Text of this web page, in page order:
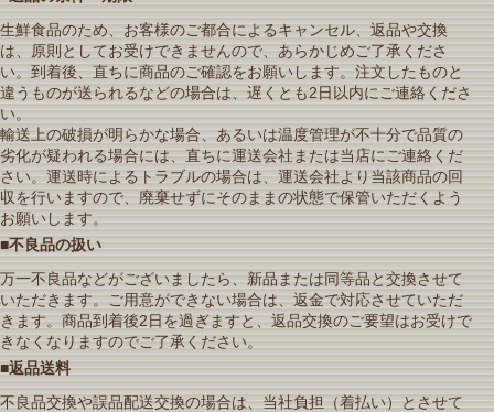
生鮮食品のため、お客様のご都合によるキャンセル、返品や交換
は、原則としてお受けできませんので、あらかじめご了承くださ
い。到着後、直ちに商品のご確認をお願いします。注文したものと
違うものが送られるなどの場合は、遅くとも2日以内にご連絡くださ
い。
輸送上の破損が明らかな場合、あるいは温度管理が不十分で品質の
劣化が疑われる場合には、直ちに運送会社または当店にご連絡くだ
さい。運送時によるトラブルの場合は、運送会社より当該商品の回
収を行いますので、廃棄せずにそのままの状態で保管いただくよう
お願いします。
■不良品の扱い
万一不良品などがございましたら、新品または同等品と交換させて
いただきます。ご用意ができない場合は、返金で対応させていただ
きます。商品到着後2日を過ぎますと、返品交換のご要望はお受けで
きなくなりますのでご了承ください。
■返品送料
不良品交換や誤品配送交換の場合は、当社負担（着払い）とさせて